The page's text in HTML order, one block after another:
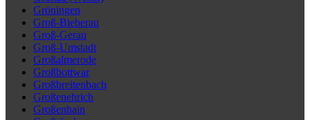
Gröningen
Groß-Bieberau
Groß-Gerau
Groß-Umstadt
Großalmerode
Großbottwar
Großbreitenbach
Großenehrich
Großenhain